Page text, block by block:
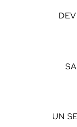
UN